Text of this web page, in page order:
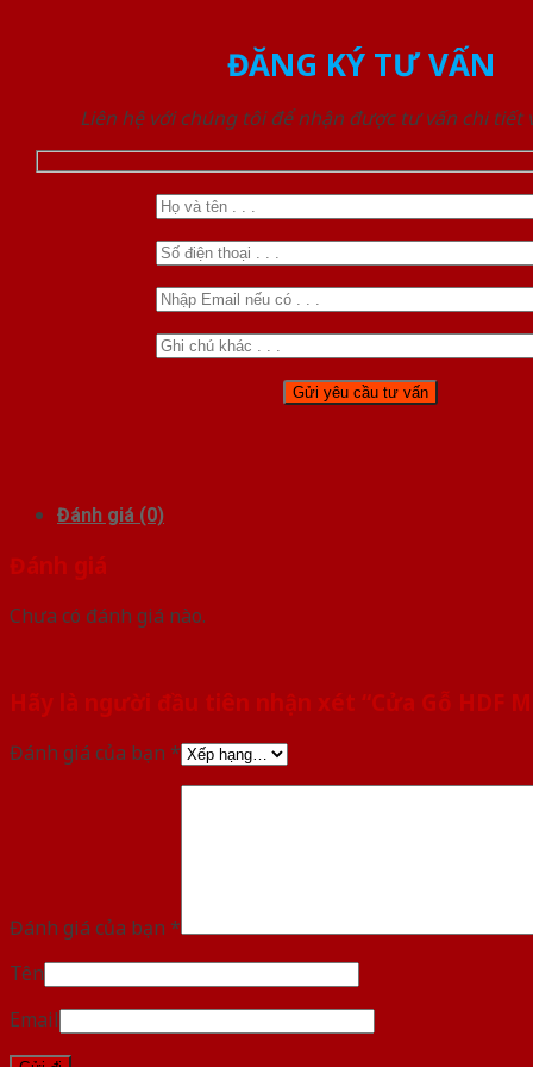
ĐĂNG KÝ TƯ VẤN
Liên hệ với chúng tôi để nhận được tư vấn chi tiết
Đánh giá (0)
Đánh giá
Chưa có đánh giá nào.
Hãy là người đầu tiên nhận xét “Cửa Gỗ HDF
Đánh giá của bạn *
Đánh giá của bạn *
Tên
Email